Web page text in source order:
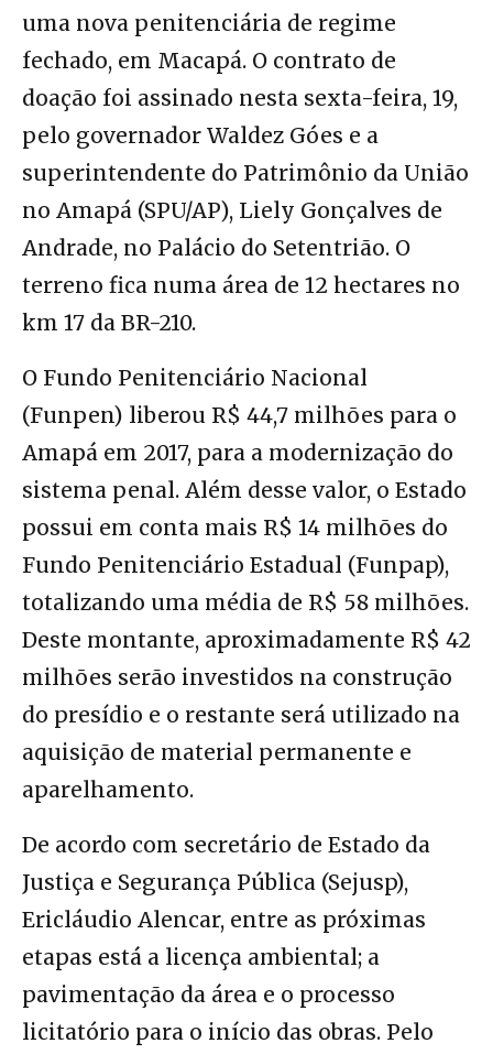
uma nova penitenciária de regime
fechado, em Macapá. O contrato de
doação foi assinado nesta sexta-feira, 19,
pelo governador Waldez Góes e a
superintendente do Patrimônio da União
no Amapá (SPU/AP), Liely Gonçalves de
Andrade, no Palácio do Setentrião. O
terreno fica numa área de 12 hectares no
km 17 da BR-210.
O Fundo Penitenciário Nacional
(Funpen) liberou R$ 44,7 milhões para o
Amapá em 2017, para a modernização do
sistema penal. Além desse valor, o Estado
possui em conta mais R$ 14 milhões do
Fundo Penitenciário Estadual (Funpap),
totalizando uma média de R$ 58 milhões.
Deste montante, aproximadamente R$ 42
milhões serão investidos na construção
do presídio e o restante será utilizado na
aquisição de material permanente e
aparelhamento.
De acordo com secretário de Estado da
Justiça e Segurança Pública (Sejusp),
Ericláudio Alencar, entre as próximas
etapas está a licença ambiental; a
pavimentação da área e o processo
licitatório para o início das obras. Pelo